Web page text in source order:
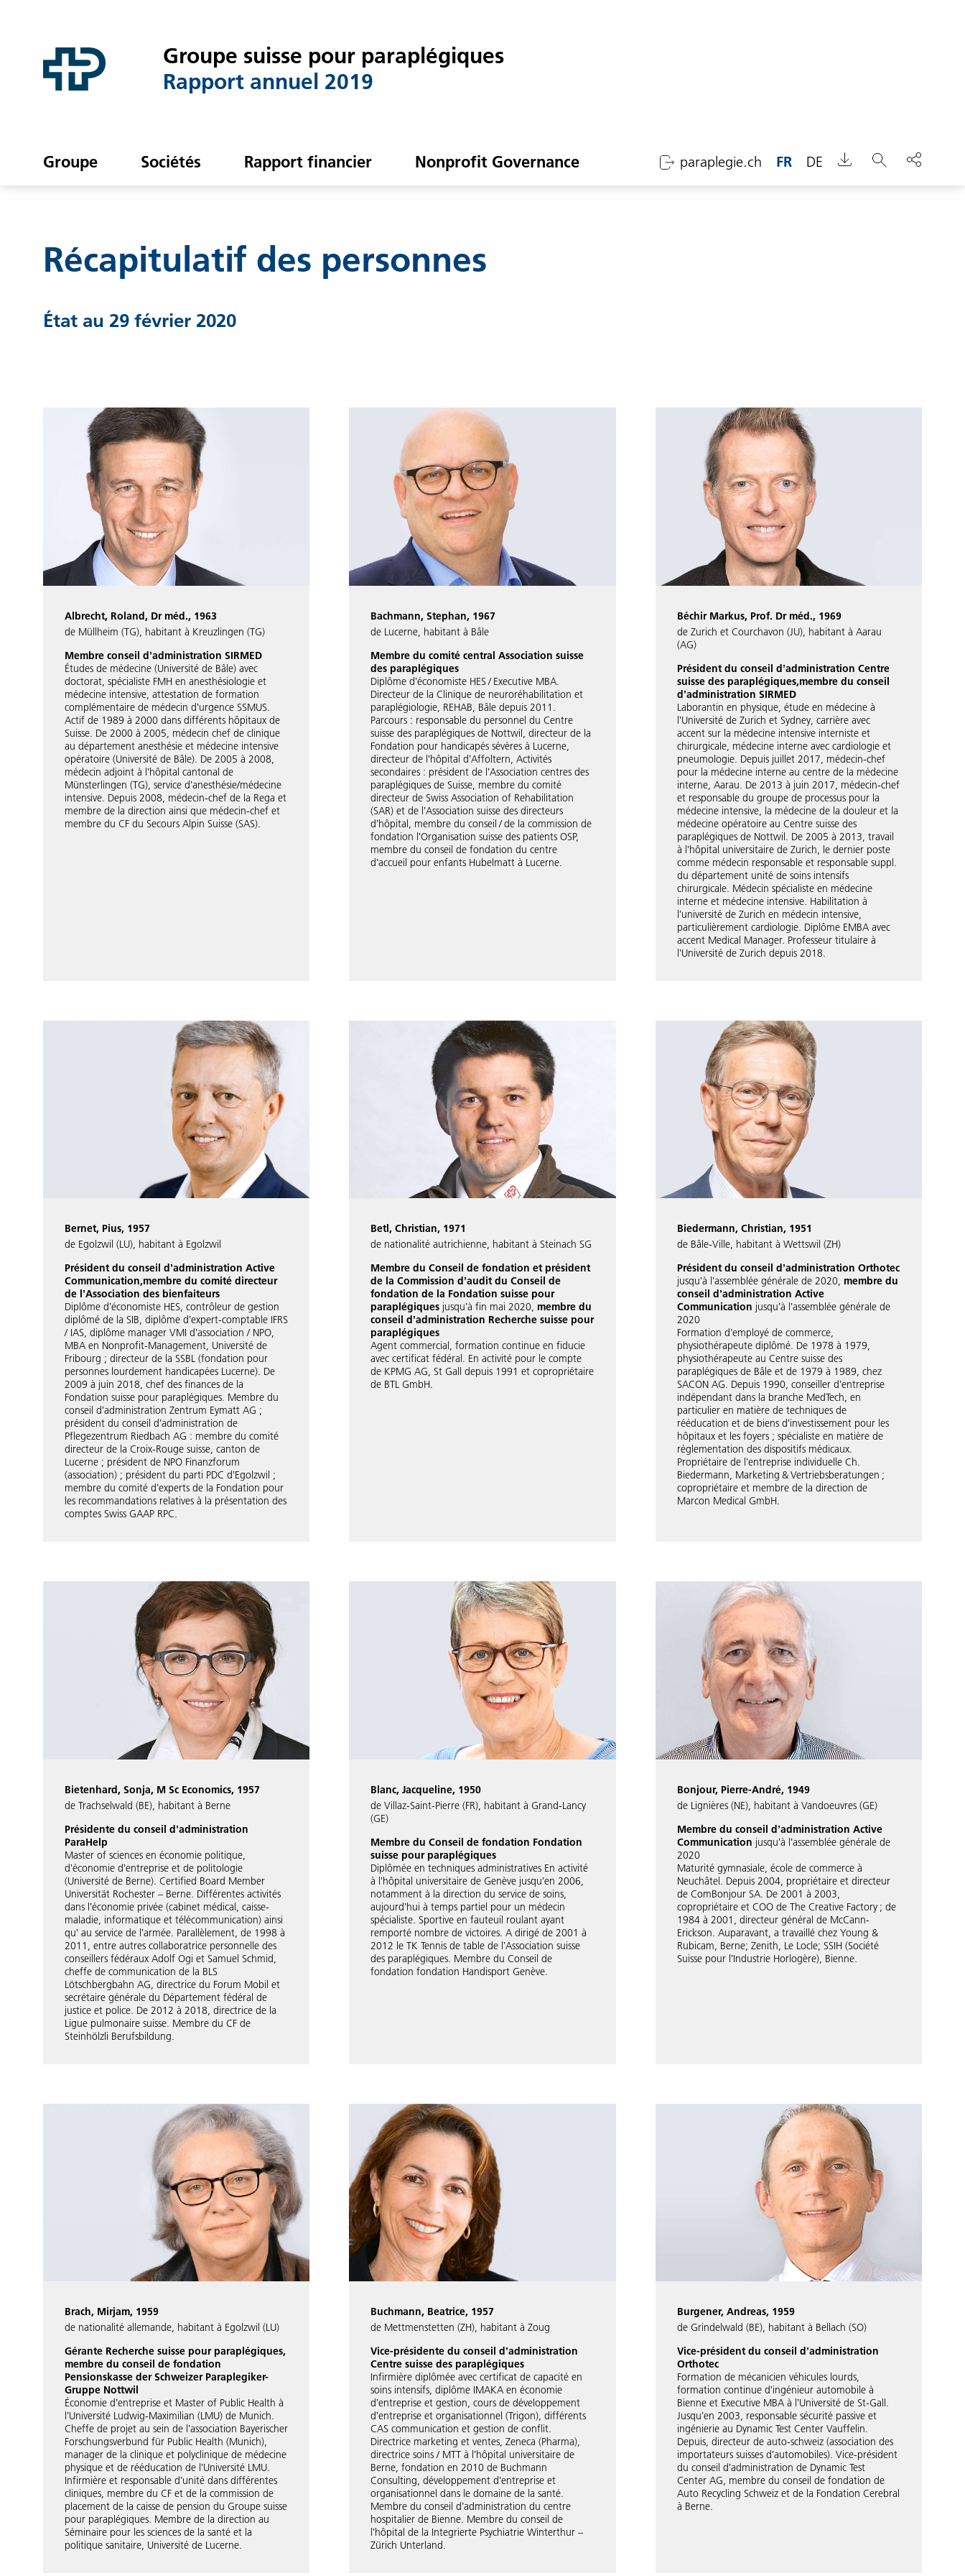
Groupe suisse pour paraplégiques
Rapport annuel 2019
Groupe Sociétés Rapport financier Nonprofit Governance paraplegie.ch FR
DE
Récapitulatif des personnes
État au 29 février 2020
Albrecht, Roland, Dr méd., 1963
de Müllheim (TG), habitant à Kreuzlingen (TG)
Membre conseil dʼadministration SIRMED
Études de médecine (Université de Bâle) avec
doctorat, spécialiste FMH en anesthésiologie et
médecine intensive, attestation de formation
complémentaire de médecin dʼurgence SSMUS.
Actif de 1989 à 2000 dans différents hôpitaux de
Suisse. De 2000 à 2005, médecin chef de clinique
au département anesthésie et médecine intensive
opératoire (Université de Bâle). De 2005 à 2008,
médecin adjoint à lʼhôpital cantonal de
Münsterlingen (TG), service dʼanesthésie/médecine
intensive. Depuis 2008, médecin-chef de la Rega et
membre de la direction ainsi que médecin-chef et
membre du CF du Secours Alpin Suisse (SAS).
Bachmann, Stephan, 1967
de Lucerne, habitant à Bâle
Membre du comité central Association suisse
des paraplégiques
Diplôme dʼéconomiste HES / Executive MBA.
Directeur de la Clinique de neuroréhabilitation et
paraplégiologie, REHAB, Bâle depuis 2011.
Parcours : responsable du personnel du Centre
suisse des paraplégiques de Nottwil, directeur de la
Fondation pour handicapés sévères à Lucerne,
directeur de lʼhôpital dʼAffoltern, Activités
secondaires : président de lʼAssociation centres des
paraplégiques de Suisse, membre du comité
directeur de Swiss Association of Rehabilitation
(SAR) et de lʼAssociation suisse des directeurs
dʼhôpital, membre du conseil / de la commission de
fondation lʼOrganisation suisse des patients OSP,
membre du conseil de fondation du centre
dʼaccueil pour enfants Hubelmatt à Lucerne.
Béchir Markus, Prof. Dr méd., 1969
de Zurich et Courchavon (JU), habitant à Aarau
(AG)
Président du conseil dʼadministration Centre
suisse des paraplégiques,membre du conseil
dʼadministration SIRMED
Laborantin en physique, étude en médecine à
lʼUniversité de Zurich et Sydney, carrière avec
accent sur la médecine intensive interniste et
chirurgicale, médecine interne avec cardiologie et
pneumologie. Depuis juillet 2017, médecin-chef
pour la médecine interne au centre de la médecine
interne, Aarau. De 2013 à juin 2017, médecin-chef
et responsable du groupe de processus pour la
médecine intensive, la médecine de la douleur et la
médecine opératoire au Centre suisse des
paraplégiques de Nottwil. De 2005 à 2013, travail
à lʼhôpital universitaire de Zurich, le dernier poste
comme médecin responsable et responsable suppl.
du département unité de soins intensifs
chirurgicale. Médecin spécialiste en médecine
interne et médecine intensive. Habilitation à
lʼuniversité de Zurich en médecin intensive,
particulièrement cardiologie. Diplôme EMBA avec
accent Medical Manager. Professeur titulaire à
lʼUniversité de Zurich depuis 2018.
Bernet, Pius, 1957
de Egolzwil (LU), habitant à Egolzwil
Président du conseil dʼadministration Active
Communication,membre du comité directeur
de lʼAssociation des bienfaiteurs
Diplôme dʼéconomiste HES, contrôleur de gestion
diplômé de la SIB, diplôme dʼexpert-comptable IFRS
/ IAS, diplôme manager VMI dʼassociation / NPO,
MBA en Nonprofit-Management, Université de
Fribourg ; directeur de la SSBL (fondation pour
personnes lourdement handicapées Lucerne). De
2009 à juin 2018, chef des finances de la
Fondation suisse pour paraplégiques. Membre du
conseil dʼadministration Zentrum Eymatt AG ;
président du conseil dʼadministration de
Pflegezentrum Riedbach AG : membre du comité
directeur de la Croix-Rouge suisse, canton de
Lucerne ; président de NPO Finanzforum
(association) ; président du parti PDC dʼEgolzwil ;
membre du comité dʼexperts de la Fondation pour
les recommandations relatives à la présentation des
comptes Swiss GAAP RPC.
Betl, Christian, 1971
de nationalité autrichienne, habitant à Steinach SG
Membre du Conseil de fondation et président
de la Commission dʼaudit du Conseil de
fondation de la Fondation suisse pour
paraplégiques jusquʼà fin mai 2020, membre du
conseil dʼadministration Recherche suisse pour
paraplégiques
Agent commercial, formation continue en fiducie
avec certificat fédéral. En activité pour le compte
de KPMG AG, St Gall depuis 1991 et copropriétaire
de BTL GmbH.
Biedermann, Christian, 1951
de Bâle-Ville, habitant à Wettswil (ZH)
Président du conseil dʼadministration Orthotec
jusquʼà lʼassemblée générale de 2020, membre du
conseil dʼadministration Active
Communication jusquʼà lʼassemblée générale de
2020
Formation dʼemployé de commerce,
physiothérapeute diplômé. De 1978 à 1979,
physiothérapeute au Centre suisse des
paraplégiques de Bâle et de 1979 à 1989, chez
SACON AG. Depuis 1990, conseiller dʼentreprise
indépendant dans la branche MedTech, en
particulier en matière de techniques de
rééducation et de biens dʼinvestissement pour les
hôpitaux et les foyers ; spécialiste en matière de
réglementation des dispositifs médicaux.
Propriétaire de lʼentreprise individuelle Ch.
Biedermann, Marketing & Vertriebsberatungen ;
copropriétaire et membre de la direction de
Marcon Medical GmbH.
Bietenhard, Sonja, M Sc Economics, 1957
de Trachselwald (BE), habitant à Berne
Présidente du conseil dʼadministration
ParaHelp
Master of sciences en économie politique,
dʼéconomie dʼentreprise et de politologie
(Université de Berne). Certified Board Member
Universität Rochester – Berne. Différentes activités
dans lʼéconomie privée (cabinet médical, caisse-
maladie, informatique et télécommunication) ainsi
quʼ au service de lʼarmée. Parallèlement, de 1998 à
2011, entre autres collaboratrice personnelle des
conseillers fédéraux Adolf Ogi et Samuel Schmid,
cheffe de communication de la BLS
Lötschbergbahn AG, directrice du Forum Mobil et
secrétaire générale du Département fédéral de
justice et police. De 2012 à 2018, directrice de la
Ligue pulmonaire suisse. Membre du CF de
Steinhölzli Berufsbildung.
Blanc, Jacqueline, 1950
de Villaz-Saint-Pierre (FR), habitant à Grand-Lancy
(GE)
Membre du Conseil de fondation Fondation
suisse pour paraplégiques
Diplômée en techniques administratives En activité
à lʼhôpital universitaire de Genève jusquʼen 2006,
notamment à la direction du service de soins,
aujourdʼhui à temps partiel pour un médecin
spécialiste. Sportive en fauteuil roulant ayant
remporté nombre de victoires. A dirigé de 2001 à
2012 le TK Tennis de table de lʼAssociation suisse
des paraplégiques. Membre du Conseil de
fondation fondation Handisport Genève.
Bonjour, Pierre-André, 1949
de Lignières (NE), habitant à Vandoeuvres (GE)
Membre du conseil dʼadministration Active
Communication jusquʼà lʼassemblée générale de
2020
Maturité gymnasiale, école de commerce à
Neuchâtel. Depuis 2004, propriétaire et directeur
de ComBonjour SA. De 2001 à 2003,
copropriétaire et COO de The Creative Factory ; de
1984 à 2001, directeur général de McCann-
Erickson. Auparavant, a travaillé chez Young &
Rubicam, Berne; Zenith, Le Locle; SSIH (Société
Suisse pour lʼIndustrie Horlogère), Bienne.
Brach, Mirjam, 1959
de nationalité allemande, habitant à Egolzwil (LU)
Gérante Recherche suisse pour paraplégiques,
membre du conseil de fondation
Pensionskasse der Schweizer Paraplegiker-
Gruppe Nottwil
Économie dʼentreprise et Master of ­Public Health à
lʼUniversité Ludwig-Maximilian (LMU) de Munich.
Cheffe de projet au sein de lʼassociation Bayerischer
Forschungsverbund für Public Health (Munich),
manager de la clinique et polyclinique de médecine
physique et de rééducation de lʼUniversité LMU.
Infirmière et responsable dʼunité dans différentes
cliniques, membre du CF et de la commission de
placement de la caisse de pension du Groupe suisse
pour paraplégiques. Membre de la direction au
Séminaire pour les sciences de la santé et la
politique sanitaire, Université de Lucerne.
Buchmann, Beatrice, 1957
de Mettmenstetten (ZH), habitant à Zoug
Vice-présidente du conseil dʼadministration
Centre suisse des paraplégiques
Infirmière diplômée avec certificat de capacité en
soins intensifs, diplôme IMAKA en économie
dʼentreprise et gestion, cours de développement
dʼentreprise et organisationnel (Trigon), différents
CAS communication et gestion de conflit.
Directrice marketing et ventes, Zeneca (Pharma),
directrice soins / MTT à lʼhôpital universitaire de
Berne, fondation en 2010 de Buchmann
Consulting, développement dʼentreprise et
organisationnel dans le domaine de la santé.
Membre du conseil dʼadministration du centre
hospitalier de Bienne. Membre du conseil de
lʼhôpital de la Integrierte Psychiatrie Winterthur –
Zürich Unterland.
Burgener, Andreas, 1959
de Grindelwald (BE), habitant à Bellach (SO)
Vice-président du conseil dʼadministration
Orthotec
Formation de mécanicien véhicules lourds,
formation continue dʼingénieur automobile à
Bienne et Executive MBA à lʼUniversité de St-Gall.
Jusquʼen 2003, responsable sécurité passive et
ingénierie au Dynamic Test Center Vauffelin.
Depuis, directeur de auto-schweiz (association des
importateurs suisses dʼautomobiles). Vice-président
du conseil dʼadministration de Dynamic Test
Center AG, membre du conseil de fondation de
Auto Recycling Schweiz et de la Fondation Cerebral
à Berne.